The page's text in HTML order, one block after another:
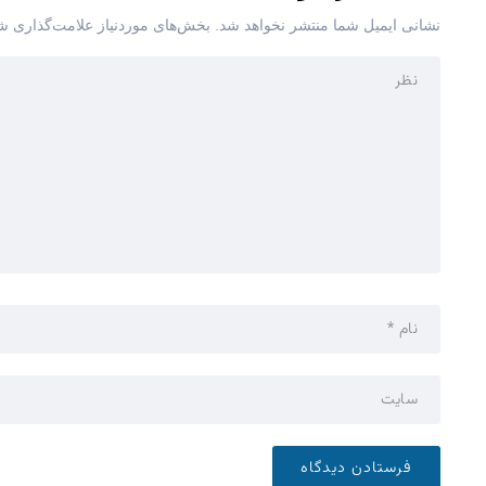
نشانی ایمیل شما منتشر نخواهد شد. بخش‌های موردنیاز علامت‌گذاری